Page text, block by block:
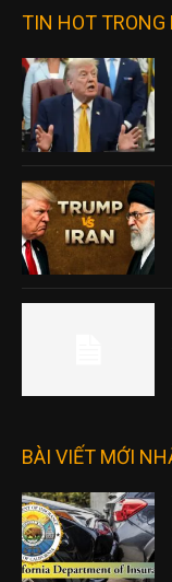
TIN HOT TRONG
BÀI VIẾT MỚI